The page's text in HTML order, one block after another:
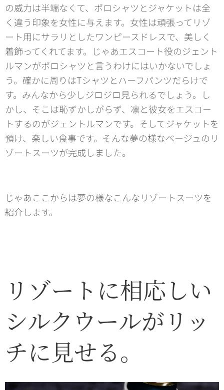
の威力は半端なくて、ポロシャツとジャケットは全
く違う印象を女性に与えます。女性は頑張ってリゾ
ート用にサラリとしたワンピースドレスで、美しく
着飾ってくれてます。じゃあエスコート役のジェント
ルマンがポロシャツと言うわけにはいかないでしょ
う。確かに周りはTシャツとハーフパンツだらけで
す。みんなから少しジロジロ見られるでしょう。し
かし、そこは恥ずかしがらず、凛と彼女をエスコー
トするのがジェントルマンです。そしてジャケットを
預け、楽しい食事です。そんな夢の様なベージュのリ
ゾートスーツが完成しました。
じゃあここからは夢の様なこんなリゾートスーツを
紹介します。
リゾートに相応しい
シルクウールがリッ
チに見せる。